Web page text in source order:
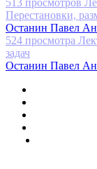
Перестановки,
Останин Павел
524 просмотра
задач
Останин Павел